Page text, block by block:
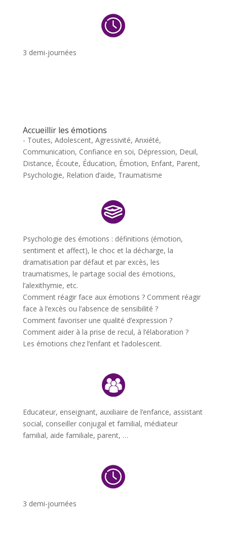
3 demi-journées
Accueillir les émotions
- Toutes, Adolescent, Agressivité, Anxiété,
Communication, Confiance en soi, Dépression, Deuil,
Distance, Écoute, Éducation, Émotion, Enfant, Parent,
Psychologie, Relation d’aide, Traumatisme
Psychologie des émotions : définitions (émotion,
sentiment et affect), le choc et la décharge, la
dramatisation par défaut et par excès, les
traumatismes, le partage social des émotions,
l’alexithymie, etc.
Comment réagir face aux émotions ? Comment réagir
face à l’excès ou l’absence de sensibilité ?
Comment favoriser une qualité d’expression ?
Comment aider à la prise de recul, à l’élaboration ?
Les émotions chez l’enfant et l’adolescent.
Educateur, enseignant, auxiliaire de l’enfance, assistant
social, conseiller conjugal et familial, médiateur
familial, aide familiale, parent, …
3 demi-journées